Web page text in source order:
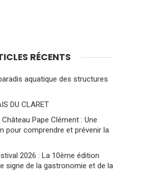
RÉCENTS
aquatique des structures
DU CLARET
Pape Clément : Une
pour comprendre et prévenir la
2026 : La 10ème édition
signe de la gastronomie et de la